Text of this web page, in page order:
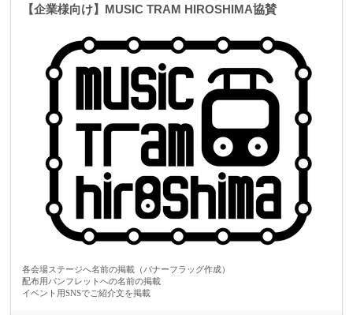
画やリターンなどに利用します。
・ホームページ記載のお名前は20文字以内でお願いしております。不適
切な表現の場合は修正をお願いする場合がございます。また、絵文字は
文字化けしてしまうため不可となります。クレジット名につきましては
支援枠1つにつき、1名様までとさせていただきます。ただし例外とし
て、会社名、バンド名、グループ名などの組織・団体名と読み取れる表
現であれば1枠として対応させていただきます。
●よくあるご質問 Q&A １
・メールトラブル
・会員登録・ログイン・削除について
・決済方法
【企業様向け】MUSIC TRAM HIROSHIMA協賛
各会場ステージへ名前の掲載（バナーフラッグ作成）
配布用パンフレットへの名前の掲載
イベント用SNSでご紹介文を掲載